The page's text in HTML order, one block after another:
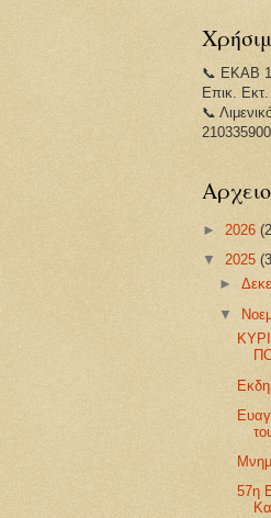
📞 ΕΚΑΒ
Επικ.
📞
► 2026
▼ 2025
►
▼
57η